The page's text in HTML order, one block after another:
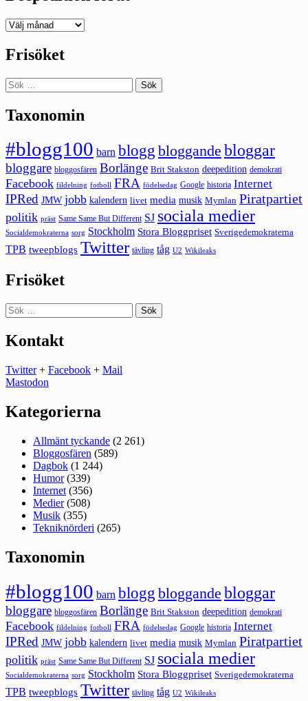
Deepedition
Frisöket
Sök
efter:
Taxonomin
#blogg100 barn blogg bloggande bloggar
bloggare bloggosfären Borlänge Brit Stakston deepedition demokrati
Facebook fildelning fotboll FRA födelsedag Google historia Internet
IPRed JMW jobb kalendern livet media musik Mymlan Piratpartiet
politik präst Same Same But Different SJ sociala medier
Socialdemokraterna sorg Stockholm Stora Bloggpriset Sverigedemokraterna
TPB tweepblogs Twitter tävling tåg U2 Wikileaks
Frisöket
Sök
efter:
Kontakt
Twitter+ Facebook + Mail
Mastodon
Kategorierna
Allmänt tyckande (2 261)
Bloggosfären (589)
Dagbok (1 244)
Humor(339)
Internet (356)
Medier(508)
Musik (355)
Tekniknörderi (265)
Taxonomin
#blogg100 barn blogg bloggande bloggar
bloggare bloggosfären Borlänge Brit Stakston deepedition demokrati
Facebook fildelning fotboll FRA födelsedag Google historia Internet
IPRed JMW jobb kalendern livet media musik Mymlan Piratpartiet
politik präst Same Same But Different SJ sociala medier
Socialdemokraterna sorg Stockholm Stora Bloggpriset Sverigedemokraterna
TPB tweepblogs Twitter tävling tåg U2 Wikileaks